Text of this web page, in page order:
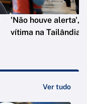
'Não houve alerta',
vítima na Tailândia
Ver tudo